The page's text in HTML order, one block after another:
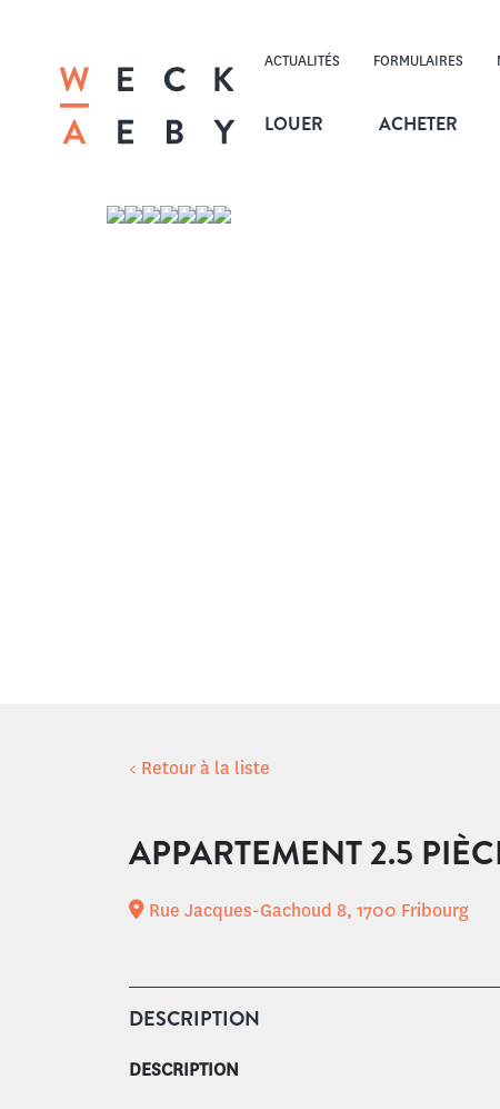
ACTUALITÉS FORMULAIRES
LOUER ACHETER
< Retour à la liste
APPARTEMENT 2.5
Rue Jacques-Gachoud 8, 1700 Fribourg
DESCRIPTION
DESCRIPTION